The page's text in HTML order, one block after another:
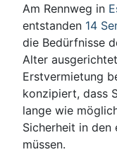
Am Rennweg in
entstanden 14
die Bedürfnisse
Alter
Erstvermietung
konzipiert, dass
lange wie
Sicherheit in den
müssen.